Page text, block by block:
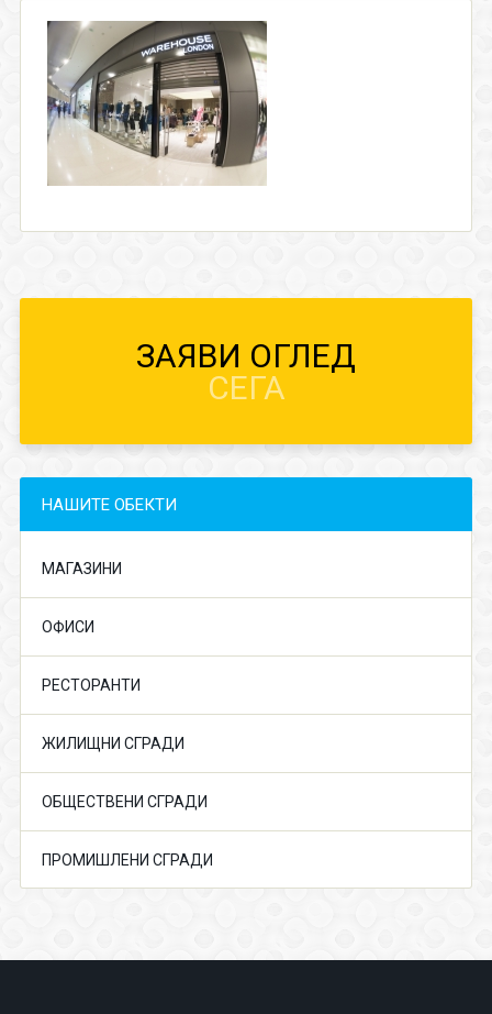
ЗАЯВИ ОГЛЕД
СЕГА
НАШИТЕ ОБЕКТИ
МАГАЗИНИ
ОФИСИ
РЕСТОРАНТИ
ЖИЛИЩНИ СГРАДИ
ОБЩЕСТВЕНИ СГРАДИ
ПРОМИШЛЕНИ СГРАДИ